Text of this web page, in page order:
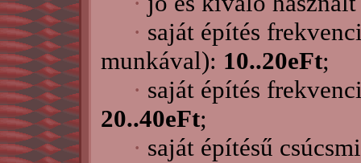
· saját építés
munkával): 10..20eFt;
· saját építés
20..40eFt;
· saját építésű